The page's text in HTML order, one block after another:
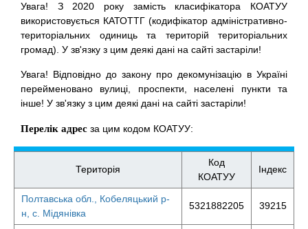
Увага! З 2020 року замість класифікатора КОАТУУ
використовується КАТОТТГ (кодифікатор адміністративно-
територіальних одиниць та територій територіальних
громад). У зв'язку з цим деякі дані на сайті застаріли!
Увага! Відповідно до закону про декомунізацію в Україні
перейменовано вулиці, проспекти, населені пункти та
інше! У зв'язку з цим деякі дані на сайті застаріли!
Перелік адрес за цим кодом КОАТУУ:
Територія
Код
КОАТУУ
Індекс
Полтавська обл., Кобеляцький р-
н, с. Мідянівка
5321882205 39215